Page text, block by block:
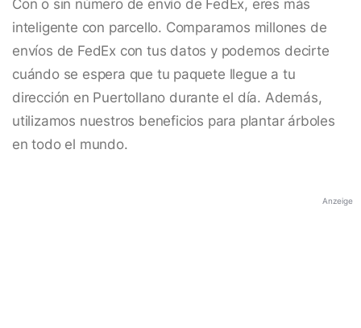
Con o sin número de envío de FedEx, eres más
inteligente con parcello. Comparamos millones de
envíos de FedEx con tus datos y podemos decirte
cuándo se espera que tu paquete llegue a tu
dirección en Puertollano durante el día. Además,
utilizamos nuestros beneficios para plantar árboles
en todo el mundo.
Anzeige